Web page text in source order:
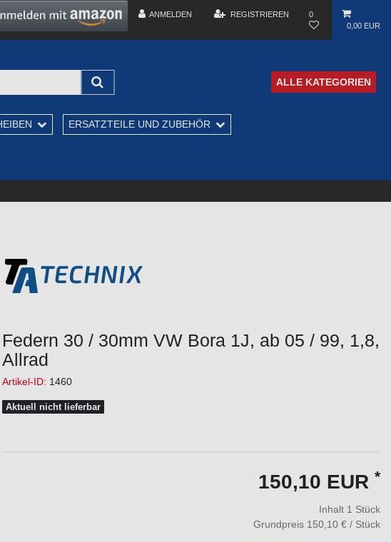
ANMELDEN REGISTRIEREN
0
0,00 EUR
ALLE KATEGORIEN
ERSATZTEILE UND ZUBEHÖR
Federn 30 / 30mm VW Bora 1J, ab 05 / 99, 1,8,
Allrad
Artikel-ID: 1460
Aktuell nicht lieferbar
150,10 EUR *
Inhalt 1 Stück
Grundpreis 150,10 € / Stück